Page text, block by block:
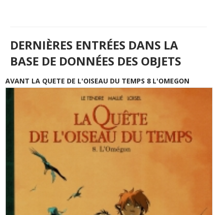
DERNIÈRES ENTRÉES DANS LA
BASE DE DONNÉES DES OBJETS
AVANT LA QUETE DE L'OISEAU DU TEMPS 8 L'OMEGON